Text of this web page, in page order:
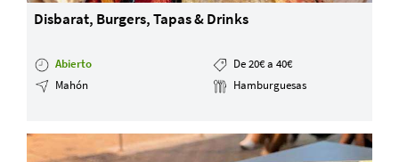
Disbarat, Burgers, Tapas & Drinks
Abierto
De 20€ a 40€
Mahón
Hamburguesas